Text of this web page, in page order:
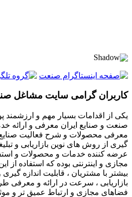
کاربران گرامی سایت مشاغل
یکی از اقدامات بسیار مهم و
صنعت و صنایع ایران معرفی و ارائه
معرفی محصولات و شرح فعالیت صنایع
گیری از روش های نوین بازاریابی و
عرضه کننده خدمات و محصولات و
مجازی و اینترنتی بوده که استفاده از
بیشتر با مشتریان ، قابلیت اندازه
بازاریابی ، سرعت در ارائه و معرفی
فضاهای مجازی و ارتباط عمیق تر و